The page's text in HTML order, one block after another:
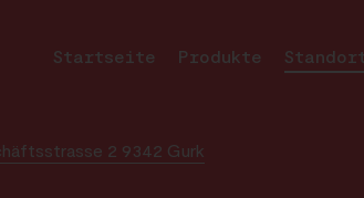
Startseite Produkte
2 9342 Gurk